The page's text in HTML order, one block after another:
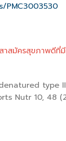
PMC3003530
าสมัครสุขภาพดีที่
Nutr 10, 48